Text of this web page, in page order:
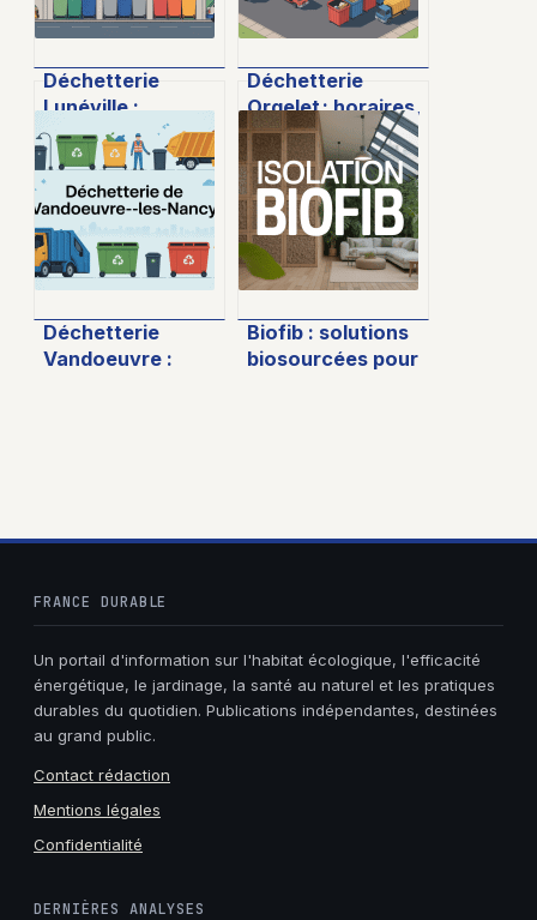
Déchetterie
Lunéville :
horaires, accès et
conseils pratiques
Déchetterie
Orgelet : horaires,
accès et conseils
pour un tri
efficace
Déchetterie
Vandoeuvre :
Biofib : solutions
biosourcées pour
FRANCE DURABLE
Un portail d'information sur l'habitat écologique, l'efficacité
énergétique, le jardinage, la santé au naturel et les pratiques
durables du quotidien. Publications indépendantes, destinées
au grand public.
Contact rédaction
Mentions légales
Confidentialité
DERNIÈRES ANALYSES